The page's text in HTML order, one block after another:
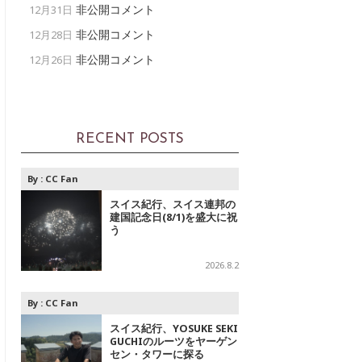
12月31日 非公開コメント
12月28日 非公開コメント
12月26日 非公開コメント
RECENT POSTS
By : CC Fan
スイス紀行、スイス連邦の
建国記念日(8/1)を盛大に祝
う
2026.8.2
By : CC Fan
スイス紀行、YOSUKE SEKI
GUCHIのルーツをヤーゲン
セン・タワーに探る